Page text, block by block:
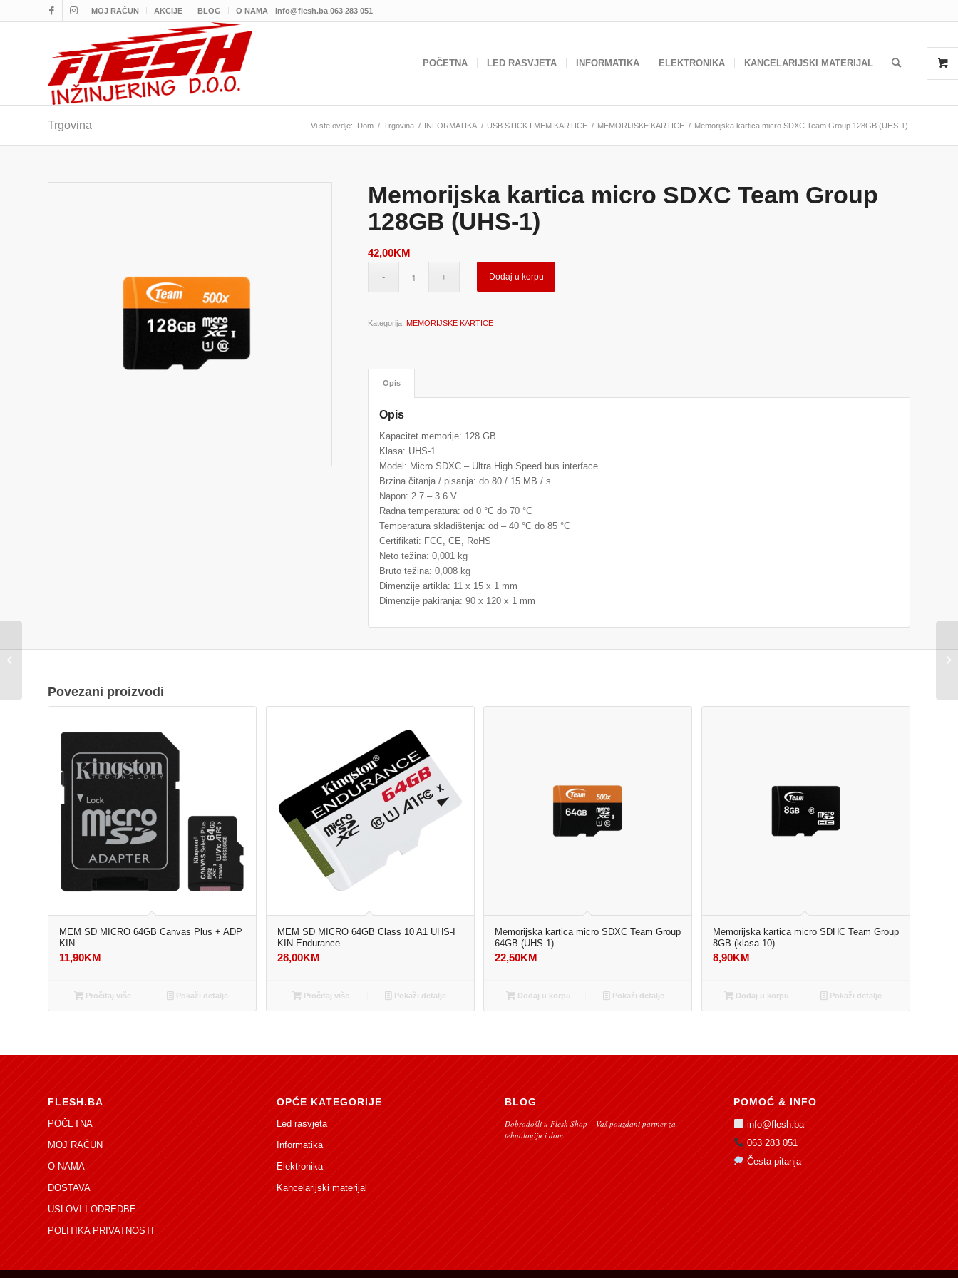
MOJ RAČUN AKCIJE BLOG O NAMA info@flesh.ba 063 283 051
POČETNA LED RASVJETA INFORMATIKA ELEKTRONIKA KANCELARIJSKI MATERIJAL
Trgovina Vi ste ovdje: Dom / Trgovina / INFORMATIKA / USB STICK I MEM.KARTICE / MEMORIJSKE KARTICE / Memorijska kartica micro SDXC Team Group 128GB (UHS-1)
Memorijska kartica micro SDXC Team Group
128GB (UHS-1)
42,00KM
Dodaj u korpu
Kategorija:MEMORIJSKE KARTICE
Opis
Opis
Kapacitet memorije: 128 GB
Klasa: UHS-1
Model: Micro SDXC – Ultra High Speed bus interface
Brzina čitanja / pisanja: do 80 / 15 MB / s
Napon: 2.7 – 3.6 V
Radna temperatura: od 0 °C do 70 °C
Temperatura skladištenja: od – 40 °C do 85 °C
Certifikati: FCC, CE, RoHS
Neto težina: 0,001 kg
Bruto težina: 0,008 kg
Dimenzije artikla: 11 x 15 x 1 mm
Dimenzije pakiranja: 90 x 120 x 1 mm
Povezani proizvodi
MEM SD MICRO 64GB Canvas Plus + ADP
KIN
11,90KM
Pročitaj više Pokaži detalje
MEM SD MICRO 64GB Class 10 A1 UHS-I
KIN Endurance
28,00KM
Pročitaj više Pokaži detalje
Memorijska kartica micro SDXC Team Group
64GB (UHS-1)
22,50KM
Dodaj u korpu Pokaži detalje
Memorijska kartica micro SDHC Team Group
8GB (klasa 10)
8,90KM
Dodaj u korpu Pokaži detalje
FLESH.BA
POČETNA
MOJ RAČUN
O NAMA
DOSTAVA
USLOVI I ODREDBE
POLITIKA PRIVATNOSTI
OPĆE KATEGORIJE
Led rasvjeta
Informatika
Elektronika
Kancelarijski materijal
BLOG
Dobrodošli u Flesh Shop – Vaš pouzdani partner za
tehnologiju i dom
POMOĆ & INFO
info@flesh.ba
063 283 051
Česta pitanja
DDR4 Team Group Elite